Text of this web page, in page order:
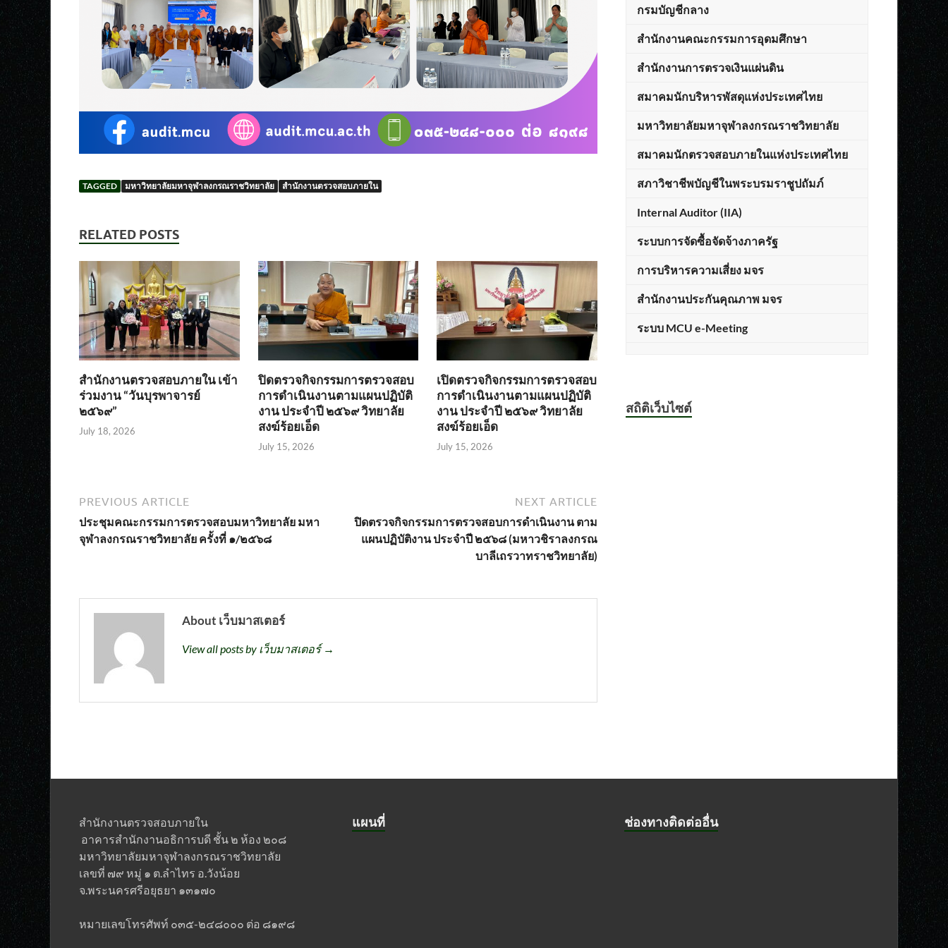
TAGGED มหาวิทยาลัยมหาจุฬาลงกรณราชวิทยาลัย สำนักงานตรวจสอบภายใน
RELATED POSTS
สำนักงานตรวจสอบภายใน เข้า
ร่วมงาน “วันบุรพาจารย์
๒๕๖๙”
July 18, 2026
ปิดตรวจกิจกรรมการตรวจสอบ
การดำเนินงานตามแผนปฏิบัติ
งาน ประจำปี ๒๕๖๙ วิทยาลัย
สงฆ์ร้อยเอ็ด
July 15, 2026
เปิดตรวจกิจกรรมการตรวจสอบ
การดำเนินงานตามแผนปฏิบัติ
งาน ประจำปี ๒๕๖๙ วิทยาลัย
สงฆ์ร้อยเอ็ด
July 15, 2026
PREVIOUS ARTICLE
ประชุมคณะกรรมการตรวจสอบมหาวิทยาลัย มหา
จุฬาลงกรณราชวิทยาลัย ครั้งที่ ๑/๒๕๖๘
NEXT ARTICLE
ปิดตรวจกิจกรรมการตรวจสอบการดำเนินงาน ตาม
แผนปฏิบัติงาน ประจำปี ๒๕๖๘ (มหาวชิราลงกรณ
บาลีเถรวาทราชวิทยาลัย)
About เว็บมาสเตอร์
View all posts by เว็บมาสเตอร์ →
กรมบัญชีกลาง
สำนักงานคณะกรรมการอุดมศึกษา
สำนักงานการตรวจเงินแผ่นดิน
สมาคมนักบริหารพัสดุแห่งประเทศไทย
มหาวิทยาลัยมหาจุฬาลงกรณราชวิทยาลัย
สมาคมนักตรวจสอบภายในแห่งประเทศไทย
สภาวิชาชีพบัญชีในพระบรมราชูปถัมภ์
Internal Auditor (IIA)
ระบบการจัดซื้อจัดจ้างภาครัฐ
การบริหารความเสี่ยง มจร
สำนักงานประกันคุณภาพ มจร
ระบบ MCU e-Meeting
สถิติเว็บไซต์
สำนักงานตรวจสอบภายใน
อาคารสำนักงานอธิการบดี ชั้น ๒ ห้อง ๒๐๘
มหาวิทยาลัยมหาจุฬาลงกรณราชวิทยาลัย
เลขที่ ๗๙ หมู่ ๑ ต.ลำไทร อ.วังน้อย
จ.พระนครศรีอยุธยา ๑๓๑๗๐
หมายเลขโทรศัพท์ ๐๓๕-๒๔๘๐๐๐ ต่อ ๘๑๙๘
แผนที่ ช่องทางติดต่ออื่น